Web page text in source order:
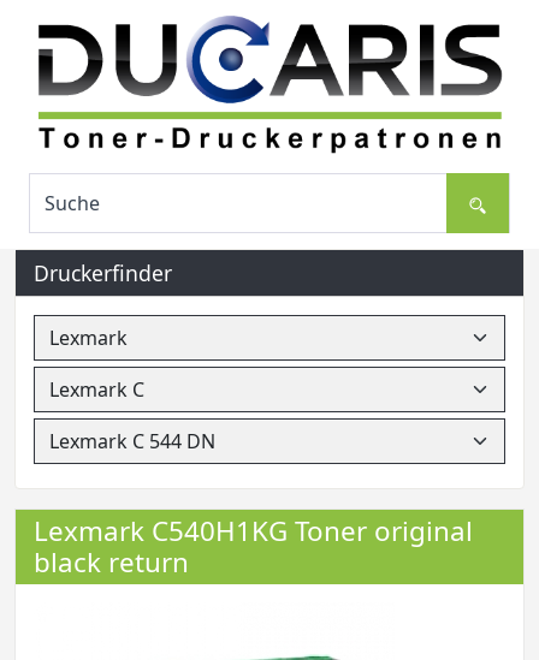
Druckerfinder
Lexmark C540H1KG Toner original
black return